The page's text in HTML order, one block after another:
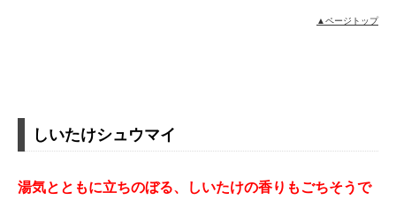
▲ページトップ
しいたけシュウマイ
湯気とともに立ちのぼる、しいたけの香りもごちそうで